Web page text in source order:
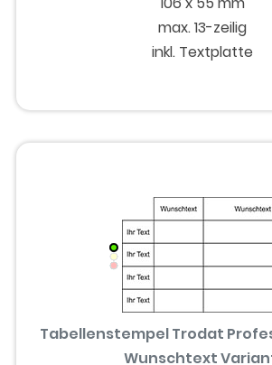
max. 13-zeilig
inkl. Textplatte
Tabellenstempel Trodat
Wunschtext